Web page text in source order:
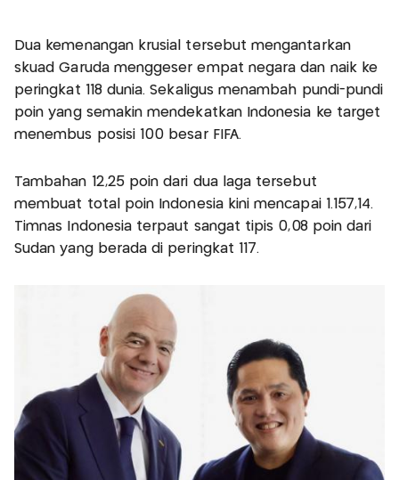
Dua kemenangan krusial tersebut mengantarkan
skuad Garuda menggeser empat negara dan naik ke
peringkat 118 dunia. Sekaligus menambah pundi-pundi
poin yang semakin mendekatkan Indonesia ke target
menembus posisi 100 besar FIFA.
Tambahan 12,25 poin dari dua laga tersebut
membuat total poin Indonesia kini mencapai 1.157,14.
Timnas Indonesia terpaut sangat tipis 0,08 poin dari
Sudan yang berada di peringkat 117.